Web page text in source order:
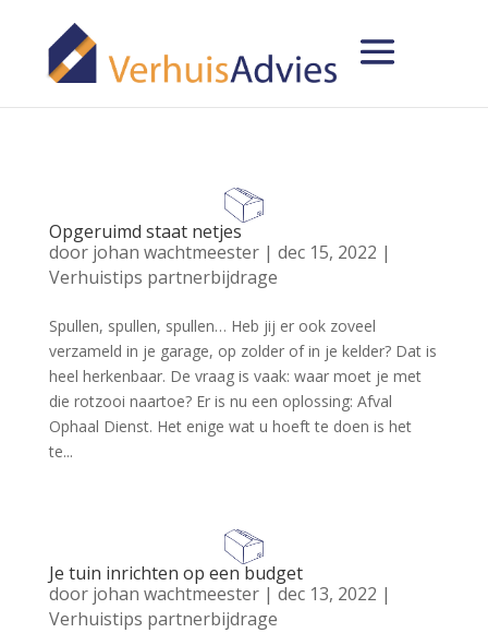
Opgeruimd staat netjes
door johan wachtmeester| dec 15, 2022 |
Verhuistips partnerbijdrage
Spullen, spullen, spullen… Heb jij er ook zoveel
verzameld in je garage, op zolder of in je kelder? Dat is
heel herkenbaar. De vraag is vaak: waar moet je met
die rotzooi naartoe? Er is nu een oplossing: Afval
Ophaal Dienst. Het enige wat u hoeft te doen is het
te...
Je tuin inrichten op een budget
door johan wachtmeester| dec 13, 2022 |
Verhuistips partnerbijdrage